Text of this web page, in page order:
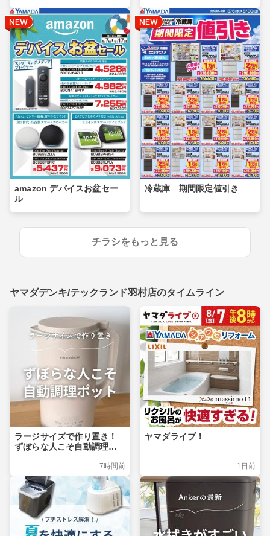
amazon デバイスお盆セー
ル
冷蔵庫 期間限定値引き
チラシをもっと見る
ヤマダデンキ/テックランド羽村店のタイムライン
ラージサイズで作り置き！
ずぼらな人こそ自動調理ポ
7時間前
ヤマダライブ！
1日前